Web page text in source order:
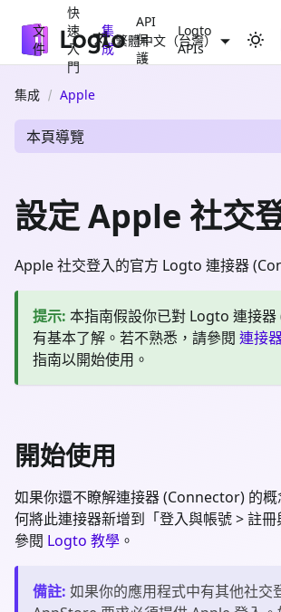
文
件
快
速
入
門
集
成
API
保
護
Logto
APIs
繁體中文（台灣）
集成 Apple
本頁導覽
設定 Apple 社交
Apple 社交登入的官方 Logto 連接器
提示: 本指南假設你已對 Logto 連接
有基本了解。若不熟悉，請參閱 連接
指南以開始使用。
開始使用
如果你還不瞭解連接器 (Connector) 的
何將此連接器新增到「登入與帳號 > 註
參閱 Logto 教學 。
備註: 如果你的應用程式中有其他社交